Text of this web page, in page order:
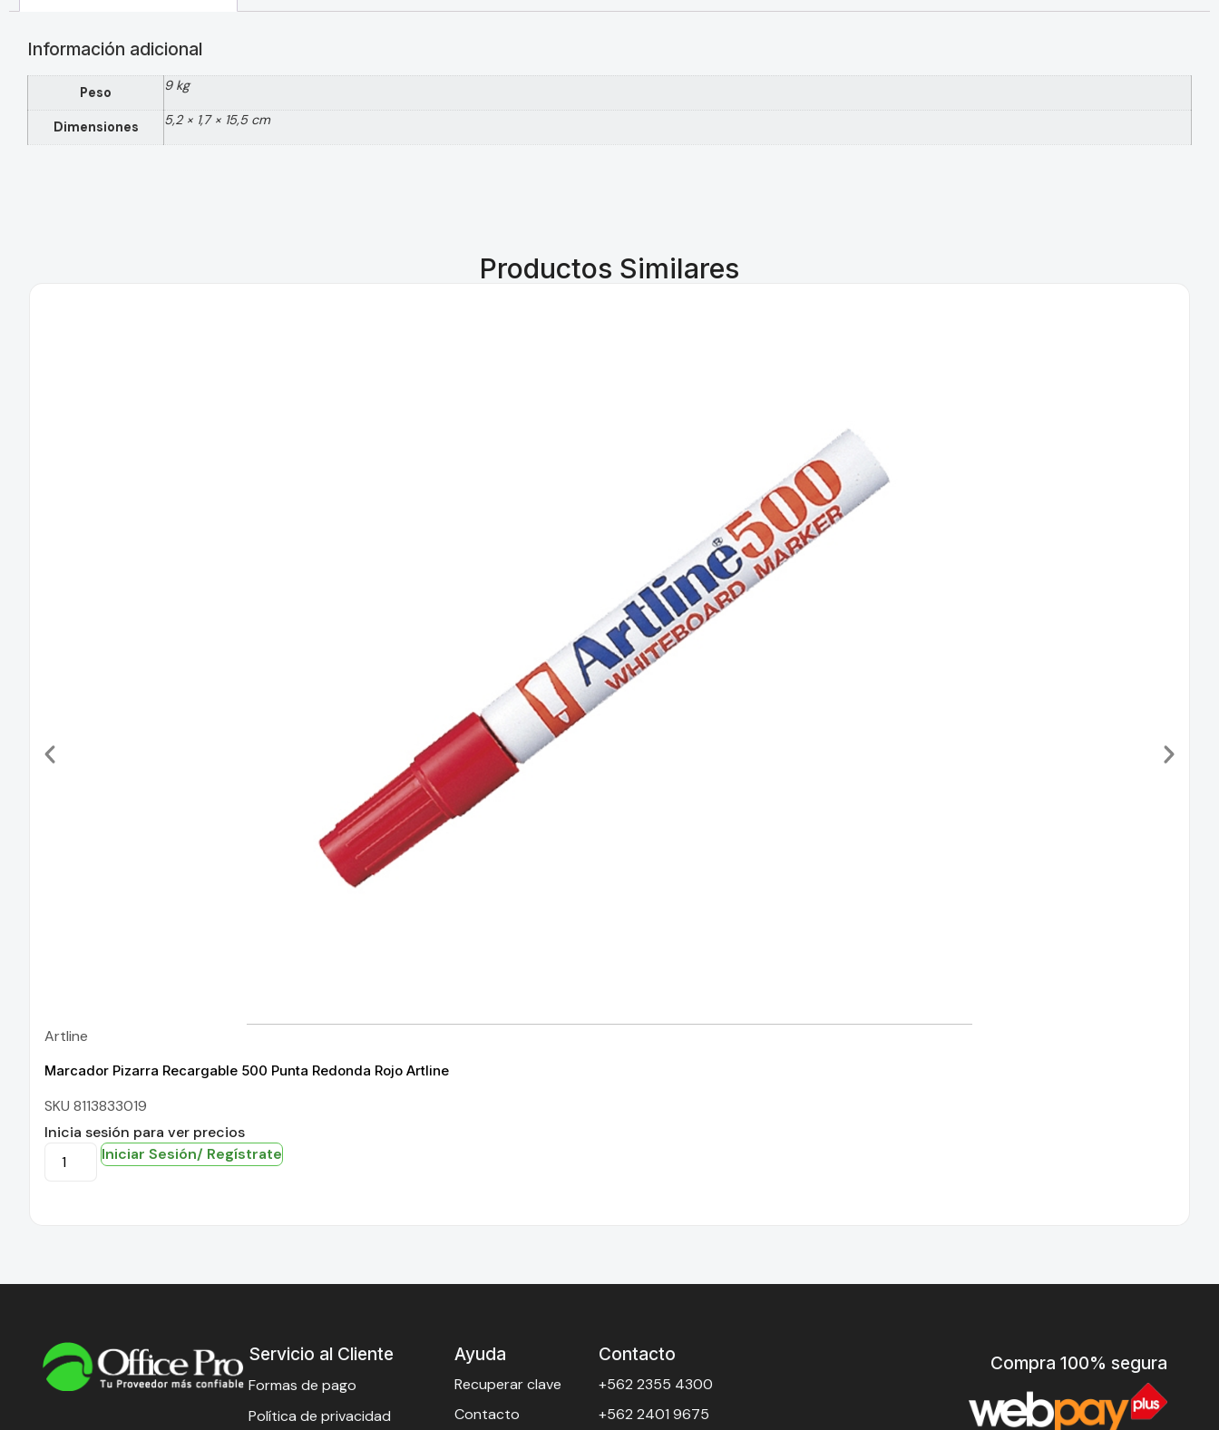
Información adicional
Peso 9 kg
Dimensiones 5,2 × 1,7 × 15,5 cm
Productos Similares
Artline
Marcador Pizarra Recargable 500 Punta Redonda Rojo Artline
SKU 8113833019
Inicia sesión para ver precios
Iniciar Sesión/ Regístrate
Servicio al Cliente
Formas de pago
Política de privacidad
Ayuda
Recuperar clave
Contacto
Contacto
+562 2355 4300
+562 2401 9675
Compra 100% segura